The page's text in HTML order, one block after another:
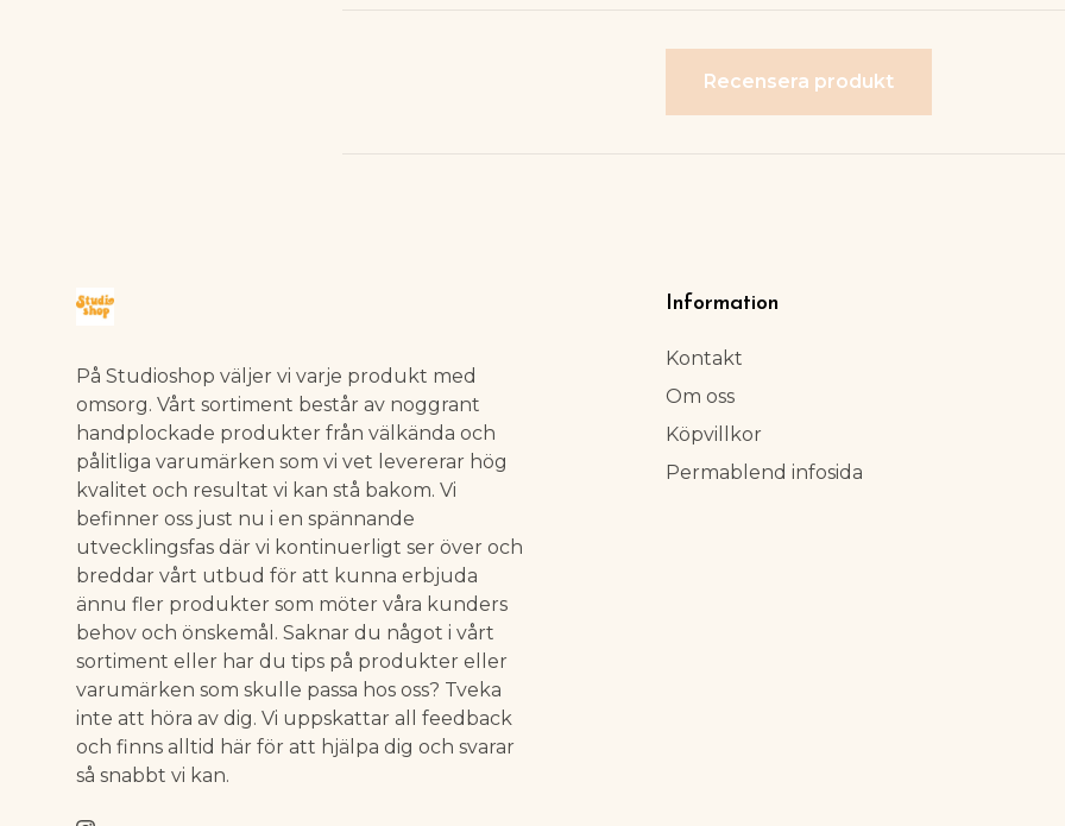
Recensera produkt
På Studioshop väljer vi varje produkt med
omsorg. Vårt sortiment består av noggrant
handplockade produkter från välkända och
pålitliga varumärken som vi vet levererar hög
kvalitet och resultat vi kan stå bakom. Vi
befinner oss just nu i en spännande
utvecklingsfas där vi kontinuerligt ser över och
breddar vårt utbud för att kunna erbjuda
ännu fler produkter som möter våra kunders
behov och önskemål. Saknar du något i vårt
sortiment eller har du tips på produkter eller
varumärken som skulle passa hos oss? Tveka
inte att höra av dig. Vi uppskattar all feedback
och finns alltid här för att hjälpa dig och svarar
så snabbt vi kan.
Information
Kontakt
Om oss
Köpvillkor
Permablend infosida